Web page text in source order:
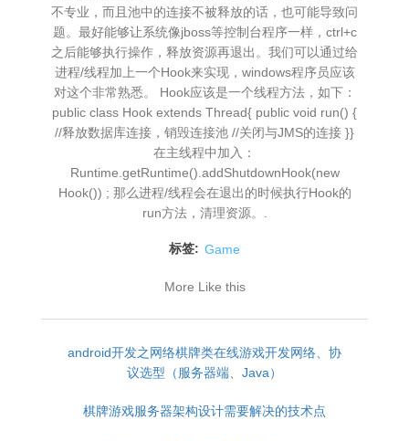
不专业，而且池中的连接不被释放的话，也可能导致问
题。最好能够让系统像jboss等控制台程序一样，ctrl+c
之后能够执行操作，释放资源再退出。我们可以通过给
进程/线程加上一个Hook来实现，windows程序员应该
对这个非常熟悉。 Hook应该是一个线程方法，如下：
public class Hook extends Thread{ public void run() {
//释放数据库连接，销毁连接池 //关闭与JMS的连接 }}
在主线程中加入：
Runtime.getRuntime().addShutdownHook(new
Hook()) ; 那么进程/线程会在退出的时候执行Hook的
run方法，清理资源。.
标签: Game
More Like this
android开发之网络棋牌类在线游戏开发网络、协
议选型（服务器端、Java）
棋牌游戏服务器架构设计需要解决的技术点